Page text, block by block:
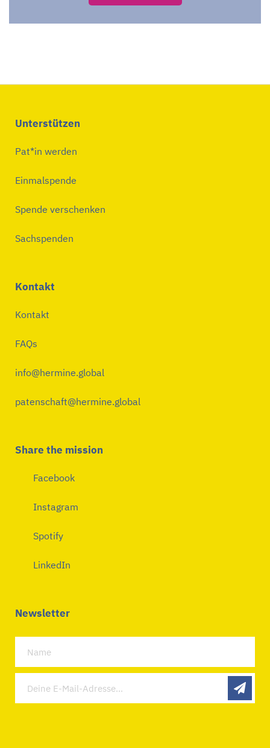
Unterstützen
Pat*in werden
Einmalspende
Spende verschenken
Sachspenden
Kontakt
Kontakt
FAQs
info@hermine.global
patenschaft@hermine.global
Share the mission
Facebook
Instagram
Spotify
LinkedIn
Newsletter